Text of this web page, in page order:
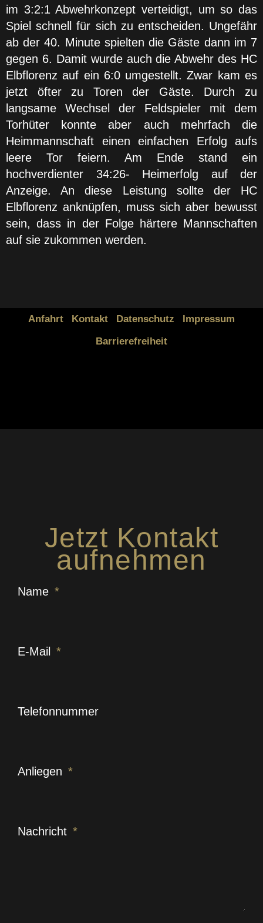
im 3:2:1 Abwehrkonzept verteidigt, um so das
Spiel schnell für sich zu entscheiden. Ungefähr
ab der 40. Minute spielten die Gäste dann im 7
gegen 6. Damit wurde auch die Abwehr des HC
Elbflorenz auf ein 6:0 umgestellt. Zwar kam es
jetzt öfter zu Toren der Gäste. Durch zu
langsame Wechsel der Feldspieler mit dem
Torhüter konnte aber auch mehrfach die
Heimmannschaft einen einfachen Erfolg aufs
leere Tor feiern. Am Ende stand ein
hochverdienter 34:26- Heimerfolg auf der
Anzeige. An diese Leistung sollte der HC
Elbflorenz anknüpfen, muss sich aber bewusst
sein, dass in der Folge härtere Mannschaften
auf sie zukommen werden.
Anfahrt Kontakt Datenschutz
Impressum
Barrierefreiheit
Jetzt Kontakt
aufnehmen
Name
E-Mail
Telefonnummer
Anliegen
Nachricht